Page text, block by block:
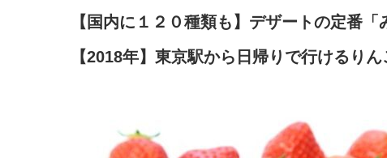
【国内に１２０種類も】デザートの定番
【2018年】東京駅から日帰りで行けるり